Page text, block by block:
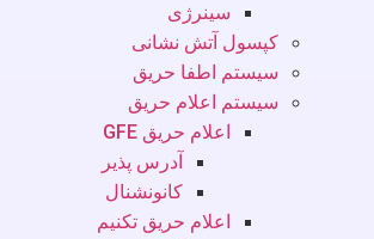
سینرژی
کپسول آتش نشانی
سیستم اطفا حریق
سیستم اعلام حریق
اعلام حریق GFE
آدرس پذیر
کانونشنال
اعلام حریق تکنیم